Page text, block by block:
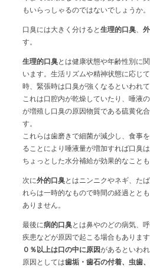
もいらっしゃるのではないでしょうか。
口臭には大きく分けると 生理的口臭、
す。
生理的口臭とは健康状態や年齢性別に
います。生活リズムや精神状態に応じ
時、緊張時は口臭が強くなるといわれて
これは口腔内が乾燥していたり、唾液
が増殖し口臭の原因物質である硫黄化
す。
これらは歯磨きで細菌が減少し、食事
ることにより唾液量が増加すれば口臭
ちょっとした水分補給が効果的なことも
次に外的口臭とはニンニクやネギ、た
れらは一時的なもので時間の経過とと
ありません。
最後に病的口臭とは鼻やのどの病気、
疾患などが原因で起こる場合もありま
０％以上は口の中に原因があるといわれ
原因としては歯垢・歯石の付着、虫歯